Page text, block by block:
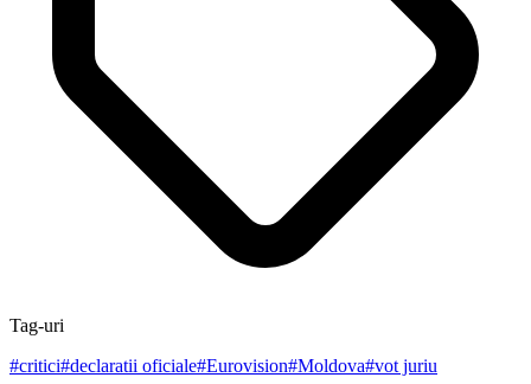
Tag-uri
#critici#declaratii oficiale#Eurovision#Moldova#vot juriu